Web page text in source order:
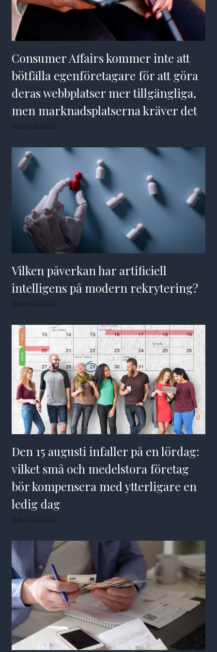
Consumer Affairs kommer inte att
bötfälla egenföretagare för att göra
deras webbplatser mer tillgängliga,
men marknadsplatserna kräver det
9 augusti 2026
Vilken påverkan har artificiell
intelligens på modern rekrytering?
8 augusti 2026
Den 15 augusti infaller på en lördag:
vilket små och medelstora företag
bör kompensera med ytterligare en
ledig dag
8 augusti 2026